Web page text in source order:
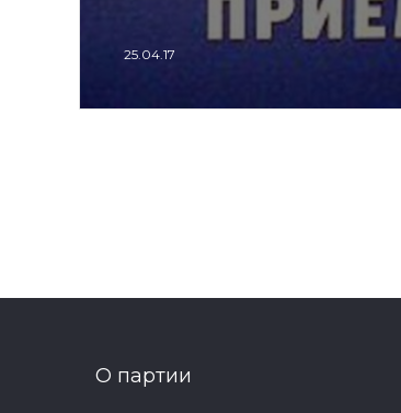
25.04.17
О партии